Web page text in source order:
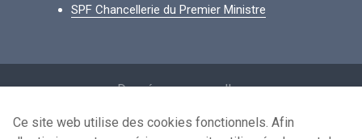
SPF Chancellerie du Premier Ministre
Données personnelles
Conditions de réutilisation
Ce site web utilise des cookies fonctionnels. Afin